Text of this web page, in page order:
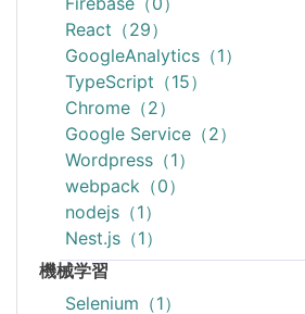
React（29）
GoogleAnalytics（1）
TypeScript（15）
Chrome（2）
Google Service（2）
Wordpress（1）
webpack（0）
nodejs（1）
Nest.js（1）
機械学習
Selenium（1）